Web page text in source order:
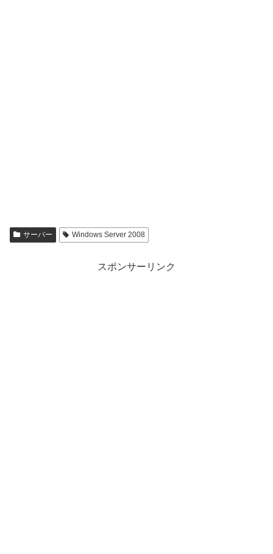
サーバー Windows Server 2008
スポンサーリンク